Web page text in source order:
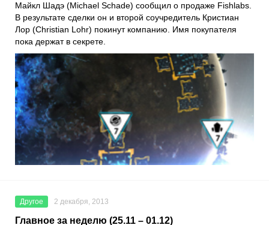
Майкл Шадэ (Michael Schade) сообщил о продаже Fishlabs.
В результате сделки он и второй соучредитель Кристиан
Лор (Christian Lohr) покинут компанию. Имя покупателя
пока держат в секрете.
Другое 2 декабря, 2013
Главное за неделю (25.11 – 01.12)